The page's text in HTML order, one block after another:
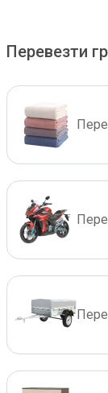
Перевезти